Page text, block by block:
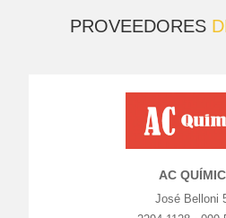
PROVEEDORES
AC
José Belloni